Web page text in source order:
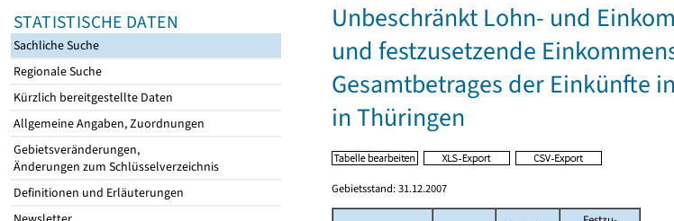
STATISTISCHE DATEN
Sachliche Suche
Regionale Suche
Kürzlich bereitgestellte Daten
Allgemeine Angaben, Zuordnungen
Gebietsveränderungen,
Änderungen zum Schlüsselverzeichnis
Definitionen und Erläuterungen
Unbeschränkt Lohn- und
und festzusetzende
Gesamtbetrages der Einkünfte
in Thüringen
Gebietsstand: 31.12.2007